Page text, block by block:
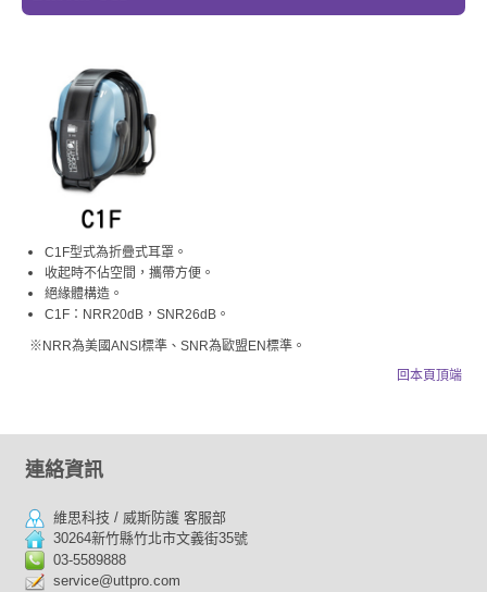
C1F型式為折疊式耳罩。
收起時不佔空間，攜帶方便。
絕緣體構造。
C1F：NRR20dB，SNR26dB。
※NRR為美國ANSI標準、SNR為歐盟EN標準。
回本頁頂端
連絡資訊
維思科技 / 威斯防護 客服部
30264新竹縣竹北市文義街35號
03-5589888
service@uttpro.com